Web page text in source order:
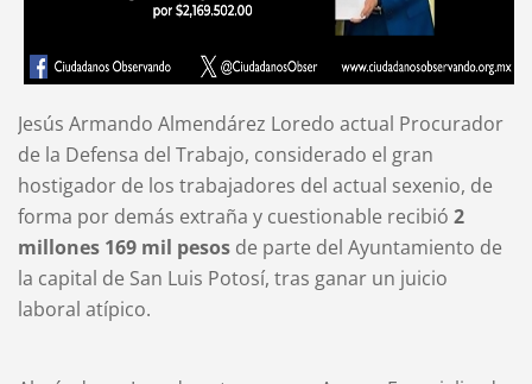
Jesús Armando Almendárez Loredo actual Procurador
de la Defensa del Trabajo, considerado el gran
hostigador de los trabajadores del actual sexenio, de
forma por demás extraña y cuestionable recibió 2
millones 169 mil pesos de parte del Ayuntamiento de
la capital de San Luis Potosí, tras ganar un juicio
laboral atípico.